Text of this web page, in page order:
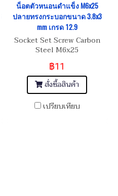
น็อตตัวหนอนดำแข็ง M6x25
ปลายทรงกระบอกขนาด 3.8x3
mm เกรด 12.9
Socket Set Screw Carbon
Steel M6x25
฿11
สั่งซื้อสินค้า
เปรียบเทียบ